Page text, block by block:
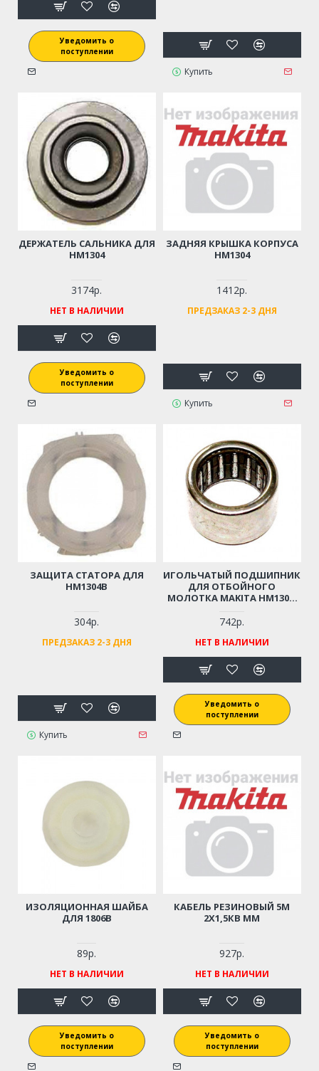
Уведомить о
поступлении
Купить
ДЕРЖАТЕЛЬ САЛЬНИКА ДЛЯ
HM1304
3174р.
НЕТ В НАЛИЧИИ
Уведомить о
поступлении
ЗАДНЯЯ КРЫШКА КОРПУСА
HM1304
1412р.
ПРЕДЗАКАЗ 2-3 ДНЯ
Купить
ЗАЩИТА СТАТОРА ДЛЯ
HM1304B
304р.
ПРЕДЗАКАЗ 2-3 ДНЯ
Купить
ИГОЛЬЧАТЫЙ ПОДШИПНИК
ДЛЯ ОТБОЙНОГО
МОЛОТКА MAKITA HM1304,
742р.
НЕТ В НАЛИЧИИ
Уведомить о
поступлении
ИЗОЛЯЦИОННАЯ ШАЙБА
ДЛЯ 1806B
89р.
НЕТ В НАЛИЧИИ
Уведомить о
поступлении
КАБЕЛЬ РЕЗИНОВЫЙ 5М
2Х1,5КВ ММ
927р.
НЕТ В НАЛИЧИИ
Уведомить о
поступлении